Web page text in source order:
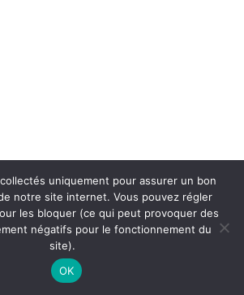
uniquement pour assurer un bon
notre site internet. Vous pouvez régler
les bloquer (ce qui peut provoquer des
négatifs pour le fonctionnement du
site).
OK